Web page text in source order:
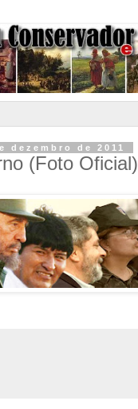
de 2011
(Foto Oficial)